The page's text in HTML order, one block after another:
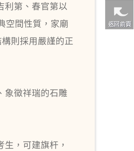
利第、春官第以
空間性質，家廟
則採用嚴謹的正
象徵祥瑞的石雕
，可建旗杆，